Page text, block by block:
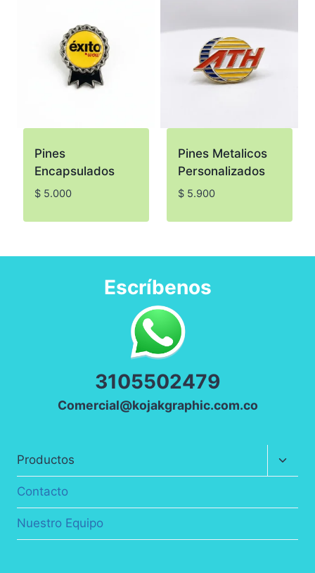
Pines
Encapsulados
$5.000
Pines Metalicos
Personalizados
$5.900
Escríbenos
3105502479
Comercial@kojakgraphic.com.co
Productos
menú
Contacto
Nuestro Equipo